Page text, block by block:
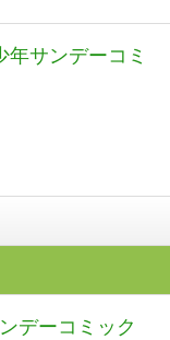
年サンデーコミ
デーコミック